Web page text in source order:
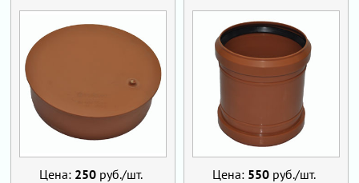
Цена: 250 руб./шт. Цена: 550 руб./шт.